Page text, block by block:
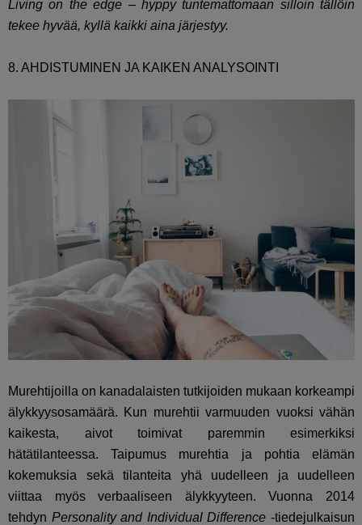
Living on the edge – hyppy tuntemattomaan silloin tällöin
tekee hyvää, kyllä kaikki aina järjestyy.
8. AHDISTUMINEN JA KAIKEN ANALYSOINTI
Murehtijoilla on kanadalaisten tutkijoiden mukaan korkeampi
älykkyysosamäärä. Kun murehtii varmuuden vuoksi vähän
kaikesta, aivot toimivat paremmin esimerkiksi
hätätilanteessa.Taipumus murehtia ja pohtia elämän
kokemuksia sekä tilanteita yhä uudelleen ja uudelleen
viittaa myös verbaaliseen älykkyyteen. Vuonna 2014
tehdyn Personality and Individual Difference -tiedejulkaisun